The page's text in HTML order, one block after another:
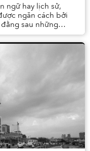
ngữ hay lịch sử,
ngăn cách bởi
sau những
kết h...